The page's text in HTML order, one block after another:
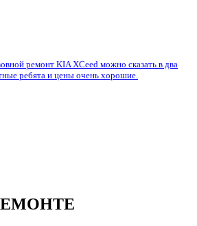
ремонт KIA XCeed можно сказать в два
ребята и цены очень хорошие.